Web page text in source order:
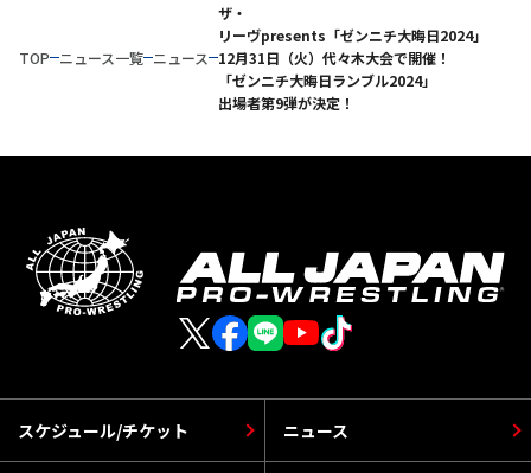
TOP ニュース一覧 ニュース
ザ・
リーヴpresents「ゼンニチ大晦日2024」
12月31日（火）代々木大会で開催！
「ゼンニチ大晦日ランブル2024」
出場者第9弾が決定！
スケジュール/チケット ニュース